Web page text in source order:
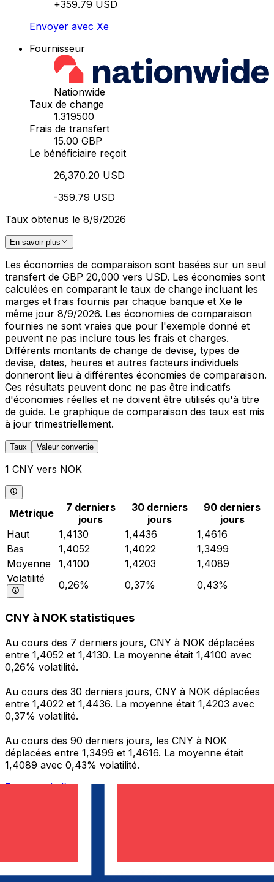
+359.79 USD
Envoyer avec Xe
Fournisseur
Nationwide
Taux de change
1.319500
Frais de transfert
15.00 GBP
Le bénéficiaire reçoit
26,370.20 USD
-359.79 USD
Taux obtenus le 8/9/2026
En savoir plus
Les économies de comparaison sont basées sur un seul
transfert de GBP 20,000 vers USD. Les économies sont
calculées en comparant le taux de change incluant les
marges et frais fournis par chaque banque et Xe le
même jour 8/9/2026. Les économies de comparaison
fournies ne sont vraies que pour l'exemple donné et
peuvent ne pas inclure tous les frais et charges.
Différents montants de change de devise, types de
devise, dates, heures et autres facteurs individuels
donneront lieu à différentes économies de comparaison.
Ces résultats peuvent donc ne pas être indicatifs
d'économies réelles et ne doivent être utilisés qu'à titre
de guide. Le graphique de comparaison des taux est mis
à jour trimestriellement.
Taux Valeur convertie
1 CNY vers NOK
Métrique
7 derniers
jours
30 derniers
jours
90 derniers
jours
Haut
1,4130 1,4436
1,4616
Bas
1,4052 1,4022
1,3499
Moyenne
1,4100 1,4203
1,4089
Volatilité
0,26% 0,37% 0,43%
CNY à NOK statistiques
Au cours des 7 derniers jours, CNY à NOK déplacées
entre 1,4052 et 1,4130. La moyenne était 1,4100 avec
0,26% volatilité.
Au cours des 30 derniers jours, CNY à NOK déplacées
entre 1,4022 et 1,4436. La moyenne était 1,4203 avec
0,37% volatilité.
Au cours des 90 derniers jours, les CNY à NOK
déplacées entre 1,3499 et 1,4616. La moyenne était
1,4089 avec 0,43% volatilité.
Envoyer de l’argent
nécessaires pour vos transferts d'argent internationaux
et la gestion de vos devises. Convertissez des devises,